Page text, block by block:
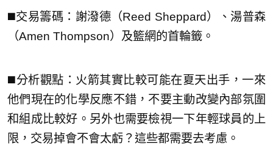
◼️交易籌碼：謝潑德（Reed Sheppard）、湯普森
（Amen Thompson）及籃網的首輪籤。
◼️分析觀點：火箭其實比較可能在夏天出手，一來
他們現在的化學反應不錯，不要主動改變內部氛圍
和組成比較好。另外也需要檢視一下年輕球員的上
限，交易掉會不會太虧？這些都需要去考慮。